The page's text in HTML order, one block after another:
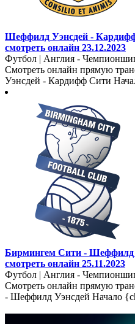
Шеффилд Уэнсдей -
смотреть онлайн 23.12.2023
Футбол | Англия -
Смотреть онлайн прямую
Уэнсдей - Кардифф Сити
Бирмингем Сити - Шеффилд
смотреть онлайн 25.11.2023
Футбол | Англия -
Смотреть онлайн прямую
- Шеффилд Уэнсдей Начало